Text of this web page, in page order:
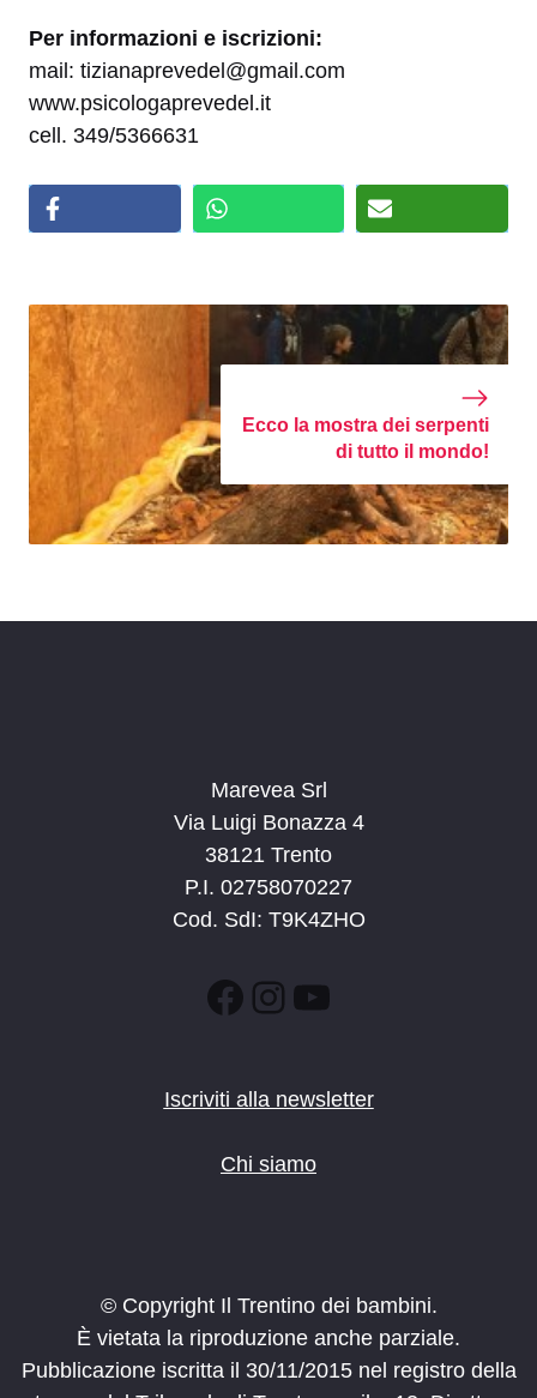
Per informazioni e iscrizioni:
mail: tizianaprevedel@gmail.com
www.psicologaprevedel.it
cell. 349/5366631
Ecco la mostra dei serpenti
di tutto il mondo!
Marevea Srl
Via Luigi Bonazza 4
38121 Trento
P.I. 02758070227
Cod. SdI: T9K4ZHO
Facebook
Instagram
YouTube
Iscriviti alla newsletter
Chi siamo
© Copyright Il Trentino dei bambini.
È vietata la riproduzione anche parziale.
Pubblicazione iscritta il 30/11/2015 nel registro della